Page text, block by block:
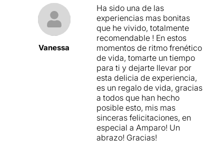
veu dolça de Magda-
Lena Staniewicz, en veu
baixa, gairebé un murmuri,
que va desgranant poesia i
missatges que et fan
replantejar una forma de
viure.
Una experiència que m'ha
agradat molt viure; un luxe
poder-ho fer en companyia
de l'autora de la proposta.
Un moment màgic ple de
bellesa poètica. Una creació
Vanessa
Ha sido una de las
experiencias mas bonitas
que he vivido, totalmente
recomendable ! En estos
momentos de ritmo frenético
de vida, tomarte un tiempo
para ti y dejarte llevar por
esta delicia de experiencia,
es un regalo de vida, gracias
a todos que han hecho
posible esto, mis mas
sinceras felicitaciones, en
especial a Amparo! Un
abrazo! Gracias!